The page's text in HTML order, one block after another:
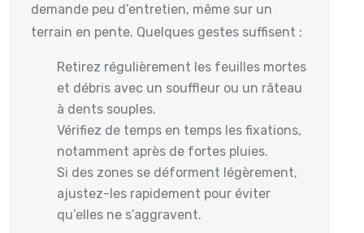
demande peu d’entretien, même sur un
terrain en pente. Quelques gestes suffisent :
Retirez régulièrement les feuilles mortes
et débris avec un souffleur ou un râteau
à dents souples.
Vérifiez de temps en temps les fixations,
notamment après de fortes pluies.
Si des zones se déforment légèrement,
ajustez-les rapidement pour éviter
qu’elles ne s’aggravent.